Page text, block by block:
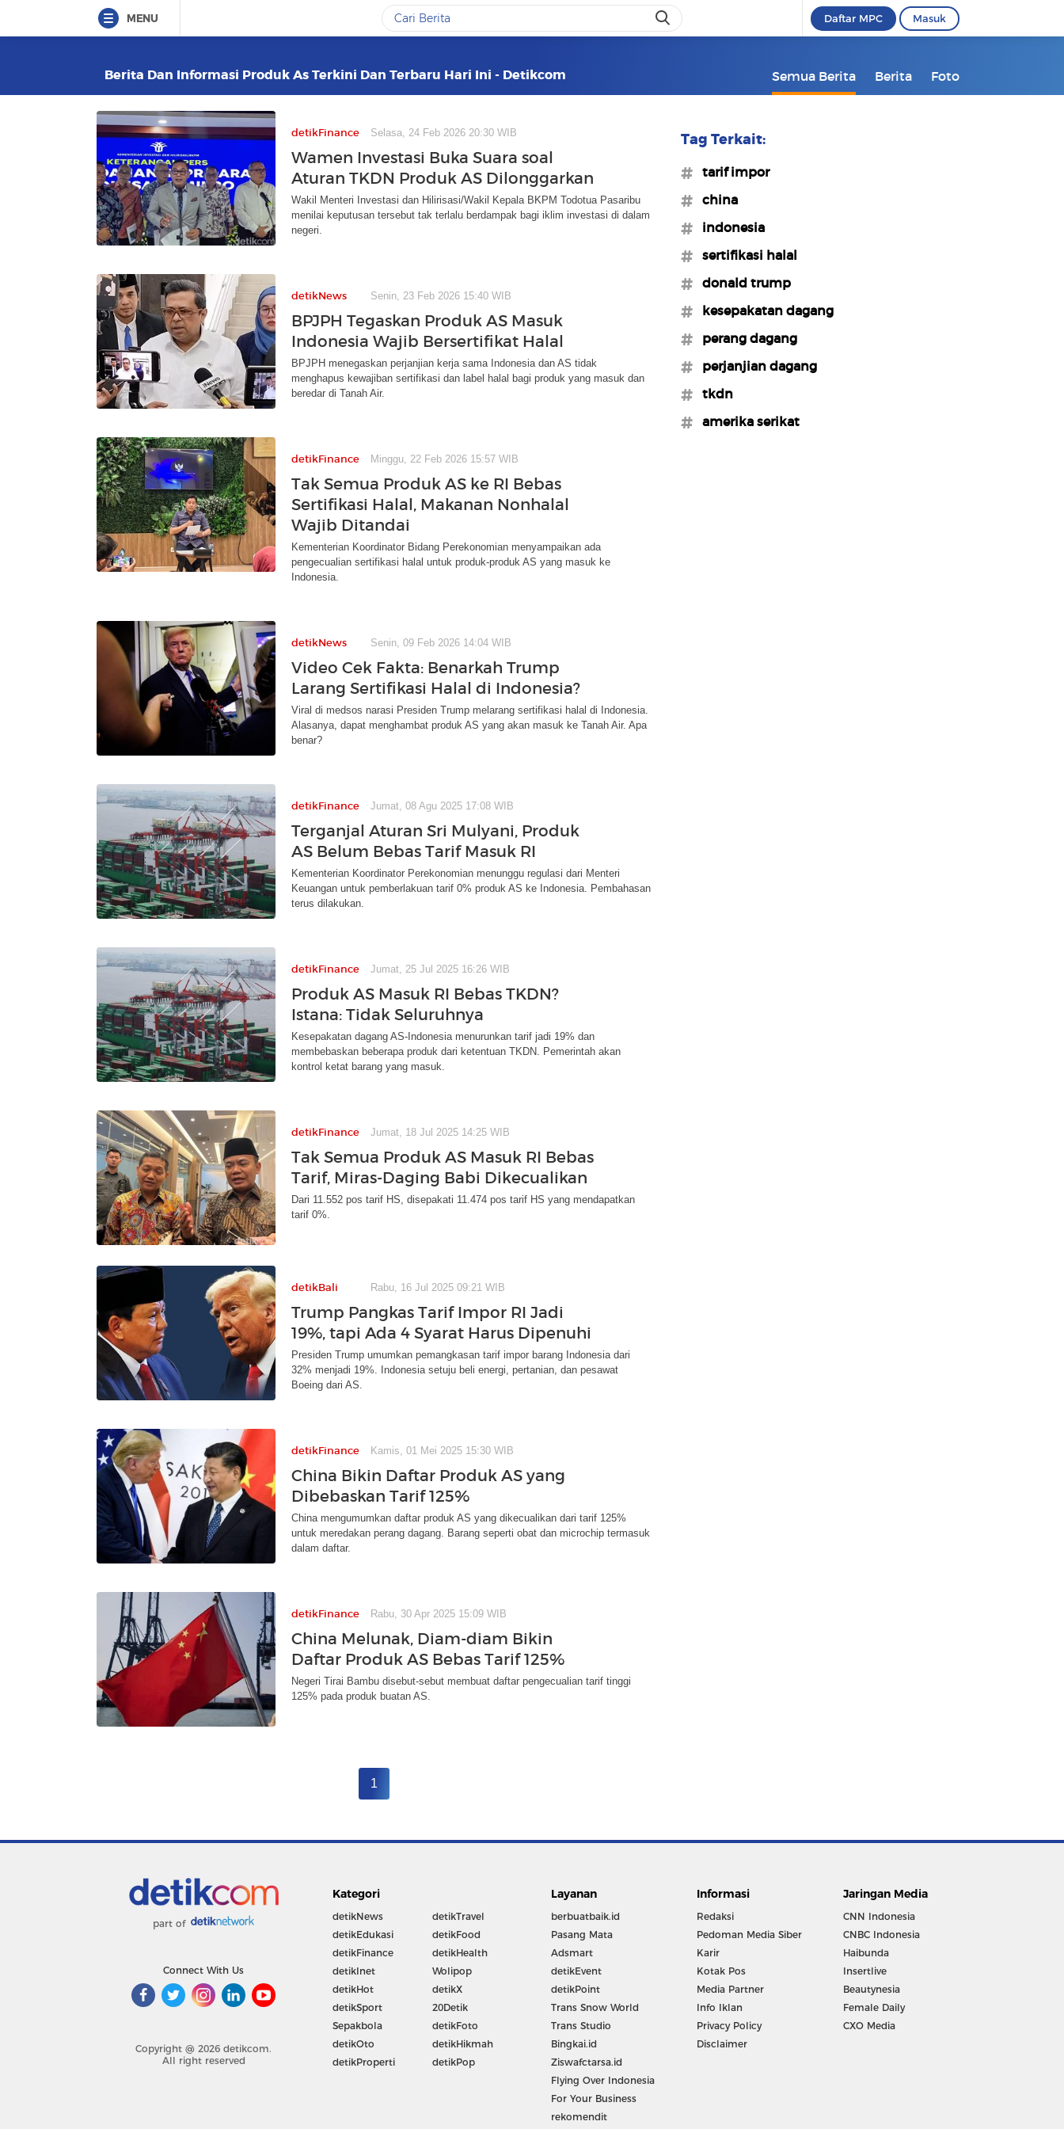
MENU Daftar MPC Masuk
Berita Dan Informasi Produk As Terkini Dan Terbaru Hari Ini - Detikcom Semua Berita Berita Foto
detikFinance Selasa, 24 Feb 2026 20:30 WIB
Wamen Investasi Buka Suara soal
Aturan TKDN Produk AS Dilonggarkan
Wakil Menteri Investasi dan Hilirisasi/Wakil Kepala BKPM Todotua Pasaribu
menilai keputusan tersebut tak terlalu berdampak bagi iklim investasi di dalam
negeri.
detikNews Senin, 23 Feb 2026 15:40 WIB
BPJPH Tegaskan Produk AS Masuk
Indonesia Wajib Bersertifikat Halal
BPJPH menegaskan perjanjian kerja sama Indonesia dan AS tidak
menghapus kewajiban sertifikasi dan label halal bagi produk yang masuk dan
beredar di Tanah Air.
detikFinance Minggu, 22 Feb 2026 15:57 WIB
Tak Semua Produk AS ke RI Bebas
Sertifikasi Halal, Makanan Nonhalal
Wajib Ditandai
Kementerian Koordinator Bidang Perekonomian menyampaikan ada
pengecualian sertifikasi halal untuk produk-produk AS yang masuk ke
Indonesia.
detikNews Senin, 09 Feb 2026 14:04 WIB
Video Cek Fakta: Benarkah Trump
Larang Sertifikasi Halal di Indonesia?
Viral di medsos narasi Presiden Trump melarang sertifikasi halal di Indonesia.
Alasanya, dapat menghambat produk AS yang akan masuk ke Tanah Air. Apa
benar?
detikFinance Jumat, 08 Agu 2025 17:08 WIB
Terganjal Aturan Sri Mulyani, Produk
AS Belum Bebas Tarif Masuk RI
Kementerian Koordinator Perekonomian menunggu regulasi dari Menteri
Keuangan untuk pemberlakuan tarif 0% produk AS ke Indonesia. Pembahasan
terus dilakukan.
detikFinance Jumat, 25 Jul 2025 16:26 WIB
Produk AS Masuk RI Bebas TKDN?
Istana: Tidak Seluruhnya
Kesepakatan dagang AS-Indonesia menurunkan tarif jadi 19% dan
membebaskan beberapa produk dari ketentuan TKDN. Pemerintah akan
kontrol ketat barang yang masuk.
detikFinance Jumat, 18 Jul 2025 14:25 WIB
Tak Semua Produk AS Masuk RI Bebas
Tarif, Miras-Daging Babi Dikecualikan
Dari 11.552 pos tarif HS, disepakati 11.474 pos tarif HS yang mendapatkan
tarif 0%.
detikBali Rabu, 16 Jul 2025 09:21 WIB
Trump Pangkas Tarif Impor RI Jadi
19%, tapi Ada 4 Syarat Harus Dipenuhi
Presiden Trump umumkan pemangkasan tarif impor barang Indonesia dari
32% menjadi 19%. Indonesia setuju beli energi, pertanian, dan pesawat
Boeing dari AS.
detikFinance Kamis, 01 Mei 2025 15:30 WIB
China Bikin Daftar Produk AS yang
Dibebaskan Tarif 125%
China mengumumkan daftar produk AS yang dikecualikan dari tarif 125%
untuk meredakan perang dagang. Barang seperti obat dan microchip termasuk
dalam daftar.
detikFinance Rabu, 30 Apr 2025 15:09 WIB
China Melunak, Diam-diam Bikin
Daftar Produk AS Bebas Tarif 125%
Negeri Tirai Bambu disebut-sebut membuat daftar pengecualian tarif tinggi
125% pada produk buatan AS.
1
Tag Terkait:
#tarif impor
#china
#indonesia
#sertifikasi halal
#donald trump
#kesepakatan dagang
#perang dagang
#perjanjian dagang
#tkdn
#amerika serikat
part of
Connect With Us
Copyright @ 2026 detikcom.
All right reserved
Kategori
detikNews
detikEdukasi
detikFinance
detikInet
detikHot
detikSport
Sepakbola
detikOto
detikProperti
detikTravel
detikFood
detikHealth
Wolipop
detikX
20Detik
detikFoto
detikHikmah
detikPop
Layanan
berbuatbaik.id
Pasang Mata
Adsmart
detikEvent
detikPoint
Trans Snow World
Trans Studio
Bingkai.id
Ziswafctarsa.id
Flying Over Indonesia
For Your Business
rekomendit
Informasi
Redaksi
Pedoman Media Siber
Karir
Kotak Pos
Media Partner
Info Iklan
Privacy Policy
Disclaimer
Jaringan Media
CNN Indonesia
CNBC Indonesia
Haibunda
Insertlive
Beautynesia
Female Daily
CXO Media